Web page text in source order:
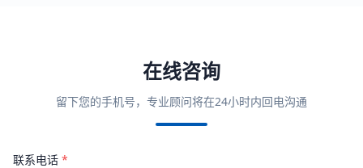
在线咨询
留下您的手机号，专业顾问将在24小时内回电沟通
联系电话 *